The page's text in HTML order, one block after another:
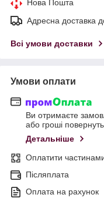
Нова Пошта
Адресна доставка
Всі умови доставки
Умови оплати
Ви отримаєте
або гроші
Детальніше
Оплатити
Післяплата
Оплата на рахунок